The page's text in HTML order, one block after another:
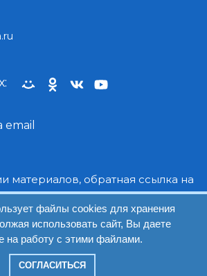
материалов, обратная ссылка на
2026
файлы cookies для хранения
использовать сайт, Вы даете
на работу с этими файлами.
СОГЛАСИТЬСЯ